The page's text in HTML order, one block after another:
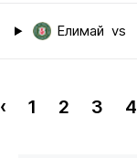
Елимай vs
‹ 1 2 3 4